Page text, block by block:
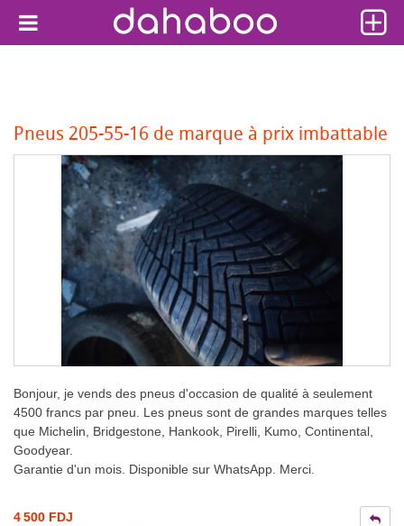
Pneus 205-55-16 de marque à prix imbattable
Bonjour, je vends des pneus d'occasion de qualité à seulement
4500 francs par pneu. Les pneus sont de grandes marques telles
que Michelin, Bridgestone, Hankook, Pirelli, Kumo, Continental,
Goodyear.
Garantie d'un mois. Disponible sur WhatsApp. Merci.
4 500 FDJ